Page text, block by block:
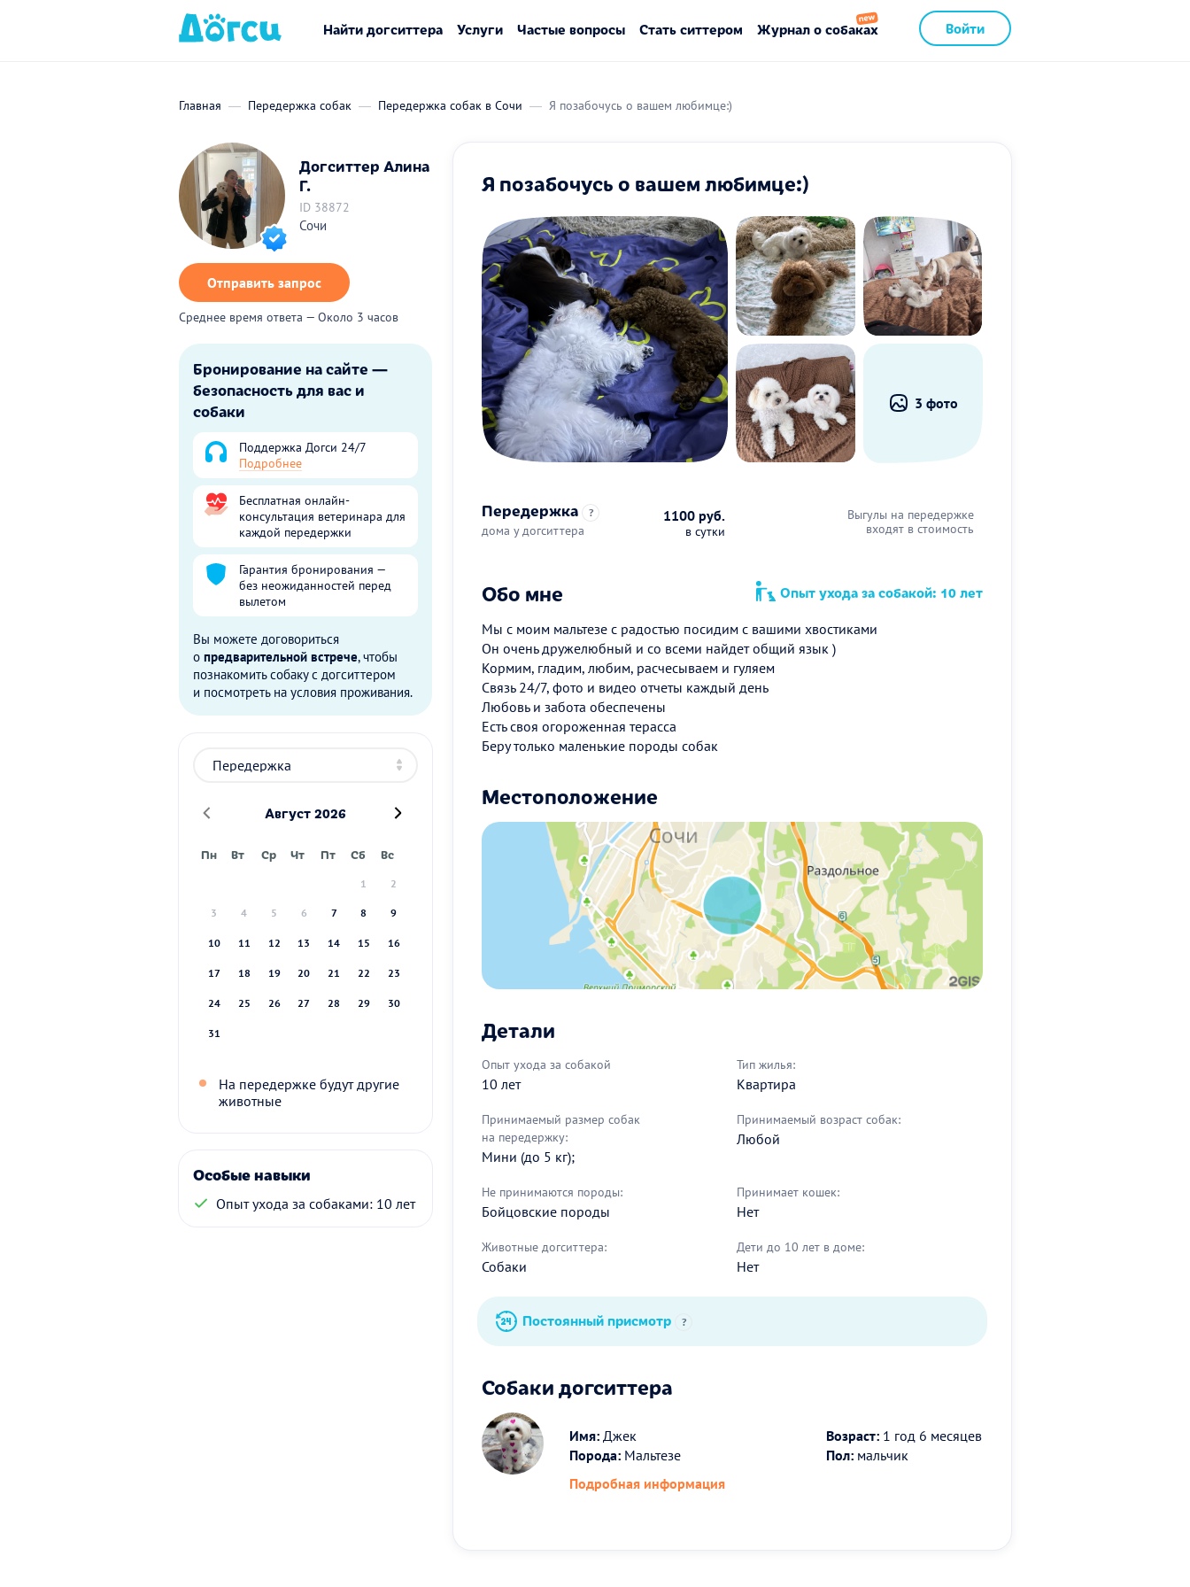
Войти
Найти догситтера Услуги Частые вопросы Стать ситтером Журнал о собаках
Главная Передержка собак Передержка собак в Сочи Я позабочусь о вашем любимце:)
Догситтер Алина
Г.
ID 38872
Сочи
Отправить запрос
Среднее время ответа — Около 3 часов
Бронирование на сайте —
безопасность для вас и
собаки
Поддержка Догси 24/7
Подробнее
Бесплатная онлайн-
консультация ветеринара для
каждой передержки
Гарантия бронирования —
без неожиданностей перед
вылетом
Вы можете договориться
о предварительной встрече, чтобы
познакомить собаку с догситтером
и посмотреть на условия проживания.
Август 2026
Пн Вт Ср Чт Пт Сб Вс
1 2
3 4 5 6 7 8 9
10 11 12 13 14 15 16
17 18 19 20 21 22 23
24 25 26 27 28 29 30
31
На передержке будут другие
животные
Особые навыки
Опыт ухода за собаками: 10 лет
Я позабочусь о вашем любимце:)
3 фото
Передержка ?
дома у догситтера
1100 руб.
в сутки
Выгулы на передержке
входят в стоимость
Обо мне Опыт ухода за собакой: 10 лет
Мы с моим мальтезе с радостью посидим с вашими хвостиками
Он очень дружелюбный и со всеми найдет общий язык )
Кормим, гладим, любим, расчесываем и гуляем
Связь 24/7, фото и видео отчеты каждый день
Любовь и забота обеспечены
Есть своя огороженная терасса
Беру только маленькие породы собак
Местоположение
Детали
Опыт ухода за собакой
10 лет
Тип жилья:
Квартира
Принимаемый размер собак
на передержку:
Мини (до 5 кг);
Принимаемый возраст собак:
Любой
Не принимаются породы:
Бойцовские породы
Принимает кошек:
Нет
Животные догситтера:
Собаки
Дети до 10 лет в доме:
Нет
Постоянный присмотр ?
Собаки догситтера
Имя: Джек
Порода: Мальтезе
Возраст: 1 год 6 месяцев
Пол: мальчик
Подробная информация